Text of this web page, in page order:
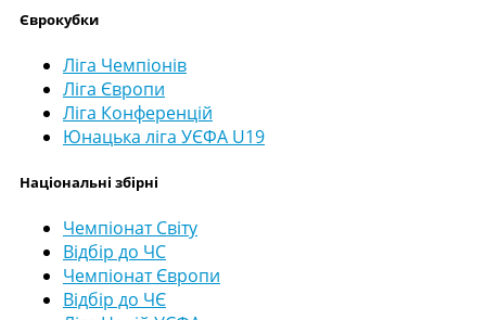
Єврокубки
Ліга Чемпіонів
Ліга Європи
Ліга Конференцій
Юнацька ліга УЄФА U19
Національні збірні
Чемпіонат Світу
Відбір до ЧС
Чемпіонат Європи
Відбір до ЧЄ